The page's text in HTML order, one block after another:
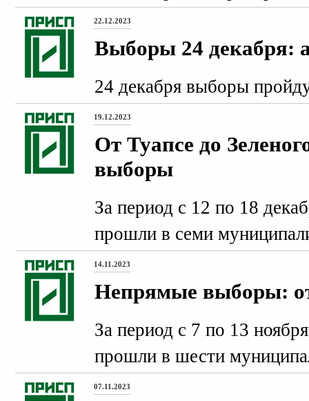
22.12.2023
Выборы 24 декабря:
24 декабря выборы
19.12.2023
От Туапсе до
выборы
За период с 12 по 18
прошли в семи
14.11.2023
Непрямые выборы:
За период с 7 по 13
прошли в шести
07.11.2023